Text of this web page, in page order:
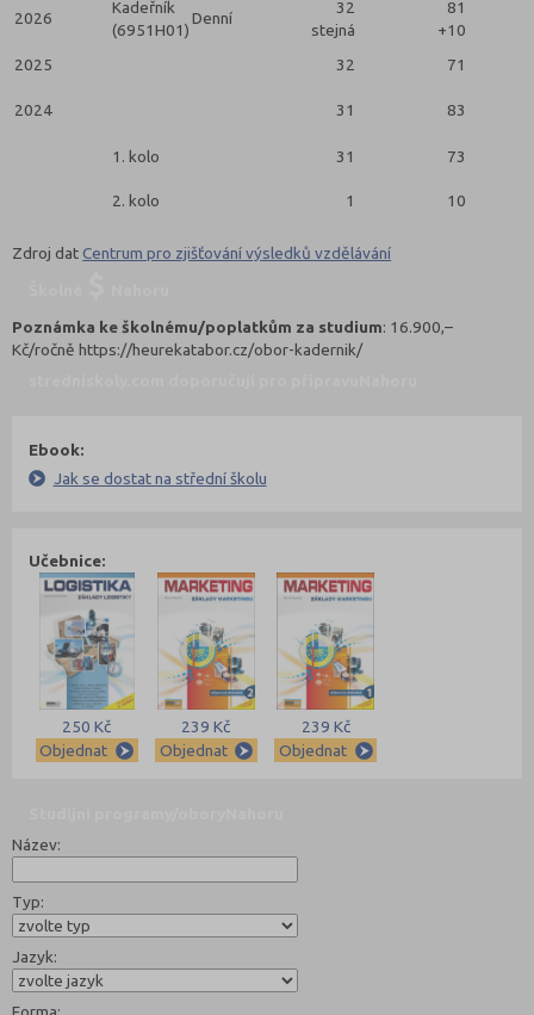
2026
Kadeřník
(6951H01)
Denní
32
stejná
81
+10
2025
32 71
2024 31 83
1. kolo
31 73
2. kolo 1 10
Zdroj datCentrum pro zjišťování výsledků vzdělávání
Poznámka ke školnému/poplatkům za studium: 16.900,–
Kč/ročně https://heurekatabor.cz/obor-kadernik/
Ebook:
Jak se dostat na střední školu
Učebnice:
250 Kč
Objednat
239 Kč
Objednat
239 Kč
Objednat
Název:
Typ:
Jazyk:
Forma: